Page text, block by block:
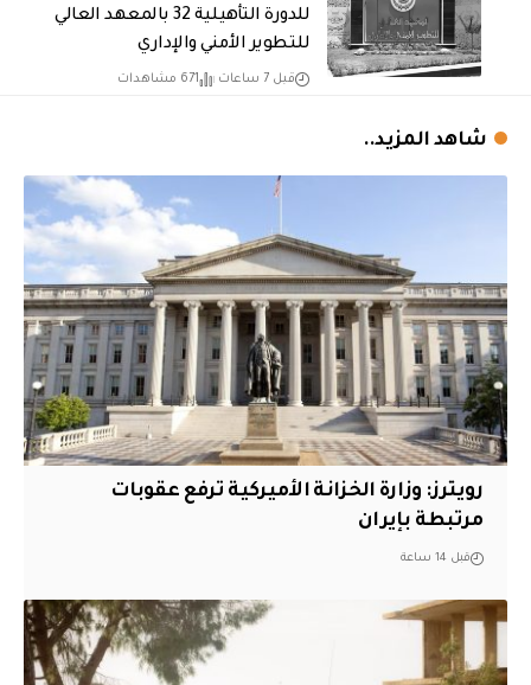
للدورة التأهيلية 32 بالمعهد العالي
للتطوير الأمني والإداري
قبل 7 ساعات 671 مشاهدات
شاهد المزيد..
‏رويترز: وزارة الخزانة الأميركية ترفع عقوبات
مرتبطة بإيران
قبل 14 ساعة